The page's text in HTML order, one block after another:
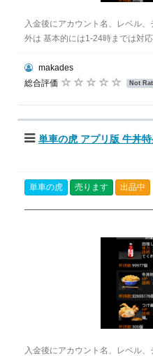
入金後にアカウント名、レベル
外は 基本的には1-24時までは対
makades
総合評価
Not
単車の虎 アプリ版 牛丼
単車の虎 売ります 出品中
入金後にアカウント名、レベル